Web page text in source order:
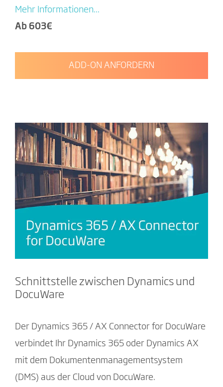
Mehr Informationen...
Ab 603€
ADD-ON ANFORDERN
Schnittstelle zwischen Dynamics und
DocuWare
Der Dynamics 365 / AX Connector for DocuWare
verbindet Ihr Dynamics 365 oder Dynamics AX
mit dem Dokumentenmanagementsystem
(DMS) aus der Cloud von DocuWare.